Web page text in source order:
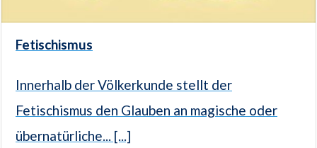
Fetischismus
Innerhalb der Völkerkunde stellt der
Fetischismus den Glauben an magische oder
übernatürliche... [...]